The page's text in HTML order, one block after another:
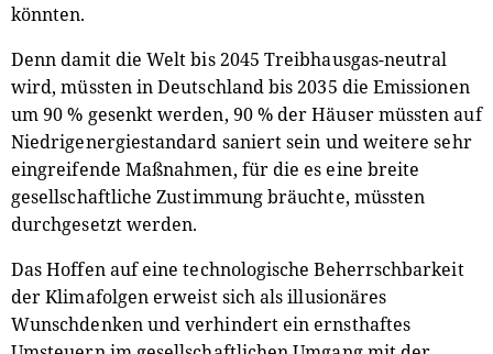
könnten.
Denn damit die Welt bis 2045 Treibhausgas-neutral
wird, müssten in Deutschland bis 2035 die Emissionen
um 90 % gesenkt werden, 90 % der Häuser müssten auf
Niedrigenergiestandard saniert sein und weitere sehr
eingreifende Maßnahmen, für die es eine breite
gesellschaftliche Zustimmung bräuchte, müssten
durchgesetzt werden.
Das Hoffen auf eine technologische Beherrschbarkeit
der Klimafolgen erweist sich als illusionäres
Wunschdenken und verhindert ein ernsthaftes